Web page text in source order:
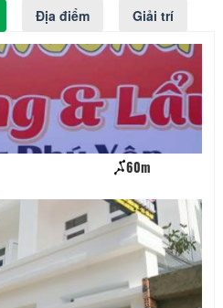
Địa điểm Giải trí
60m